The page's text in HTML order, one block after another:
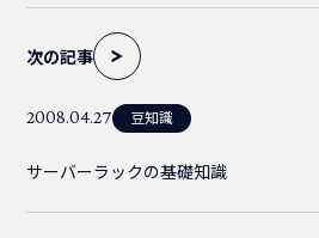
次の記事
2008.04.27 豆知識
サーバーラックの基礎知識